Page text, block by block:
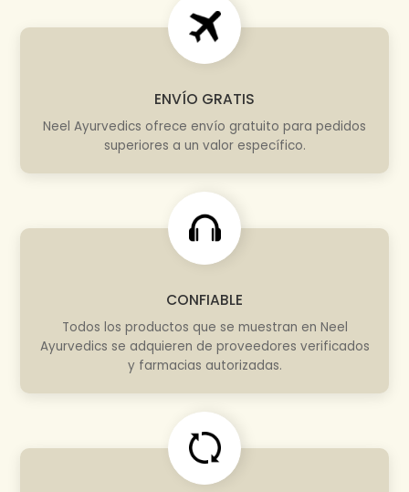
ENVÍO GRATIS
Neel Ayurvedics ofrece envío gratuito para pedidos
superiores a un valor específico.
CONFIABLE
Todos los productos que se muestran en Neel
Ayurvedics se adquieren de proveedores verificados
y farmacias autorizadas.